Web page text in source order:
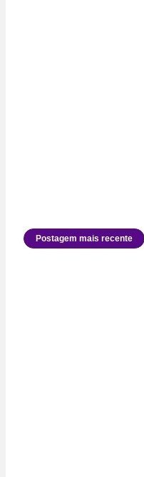
Postagem mais recente